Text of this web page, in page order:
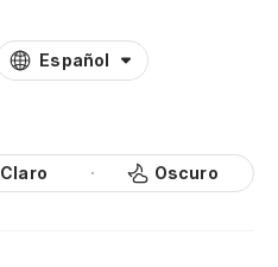
Español
Claro Oscuro